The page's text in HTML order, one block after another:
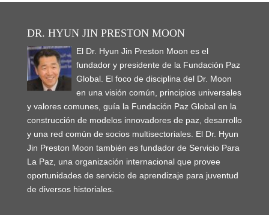
DR. HYUN JIN PRESTON MOON
El Dr. Hyun Jin Preston Moon es el
fundador y presidente de la Fundación Paz
Global. El foco de disciplina del Dr. Moon
en una visión común, principios universales
y valores comunes, guía la Fundación Paz Global en la
construcción de modelos innovadores de paz, desarrollo
y una red común de socios multisectoriales. El Dr. Hyun
Jin Preston Moon también es fundador de Servicio Para
La Paz, una organización internacional que provee
oportunidades de servicio de aprendizaje para juventud
de diversos historiales.